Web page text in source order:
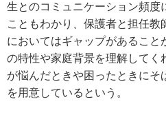
生とのコミュニケーション頻度
こともわかり、保護者と担任教
においてはギャップがあること
の特性や家庭背景を理解してく
が悩んだときや困ったときにそ
を用意しているという。